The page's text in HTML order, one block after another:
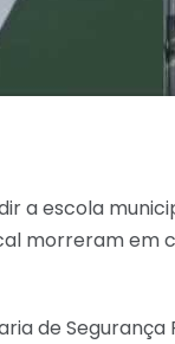
a escola
morreram em
de